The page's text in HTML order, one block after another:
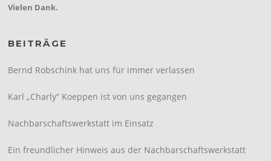
Vielen Dank.
BEITRÄGE
Bernd Robschink hat uns für immer verlassen
Karl „Charly“ Koeppen ist von uns gegangen
Nachbarschaftswerkstatt im Einsatz
Ein freundlicher Hinweis aus der Nachbarschaftswerkstatt